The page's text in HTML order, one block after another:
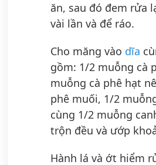
ăn, sau đó đem rửa
vài lần và để ráo.
Cho măng vào dĩa
gồm: 1/2 muỗng cà
muỗng cà phê hạt
phê muối, 1/2
cùng 1/2 muỗng
trộn đều và ướp
Hành lá và ớt hiểm